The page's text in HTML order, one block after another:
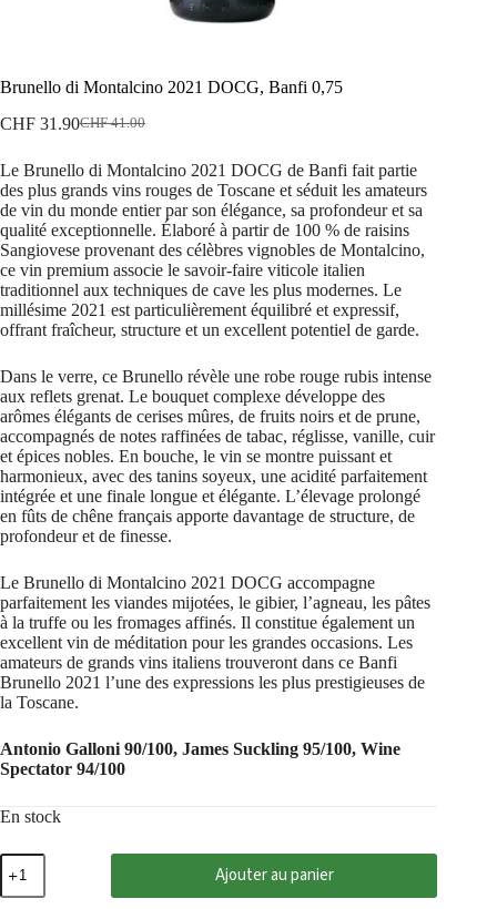
Brunello di Montalcino 2021 DOCG, Banfi 0,75
CHF41.00
Le
initial
était :
CHF 41.00.
CHF 31.90Le
actuel
est :
CHF 31.90.
Le Brunello di Montalcino 2021 DOCG de Banfi fait partie
des plus grands vins rouges de Toscane et séduit les amateurs
de vin du monde entier par son élégance, sa profondeur et sa
qualité exceptionnelle. Élaboré à partir de 100 % de raisins
Sangiovese provenant des célèbres vignobles de Montalcino,
ce vin premium associe le savoir-faire viticole italien
traditionnel aux techniques de cave les plus modernes. Le
millésime 2021 est particulièrement équilibré et expressif,
offrant fraîcheur, structure et un excellent potentiel de garde.
Dans le verre, ce Brunello révèle une robe rouge rubis intense
aux reflets grenat. Le bouquet complexe développe des
arômes élégants de cerises mûres, de fruits noirs et de prune,
accompagnés de notes raffinées de tabac, réglisse, vanille, cuir
et épices nobles. En bouche, le vin se montre puissant et
harmonieux, avec des tanins soyeux, une acidité parfaitement
intégrée et une finale longue et élégante. L’élevage prolongé
en fûts de chêne français apporte davantage de structure, de
profondeur et de finesse.
Le Brunello di Montalcino 2021 DOCG accompagne
parfaitement les viandes mijotées, le gibier, l’agneau, les pâtes
à la truffe ou les fromages affinés. Il constitue également un
excellent vin de méditation pour les grandes occasions. Les
amateurs de grands vins italiens trouveront dans ce Banfi
Brunello 2021 l’une des expressions les plus prestigieuses de
la Toscane.
Antonio Galloni 90/100, James Suckling 95/100, Wine
Spectator 94/100
En stock
quantité
de
Brunello
Ajouter au panier